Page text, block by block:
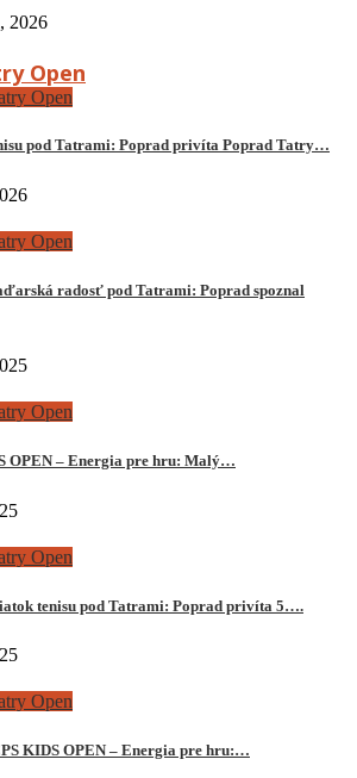
2026
Open
Open
pod Tatrami: Poprad privíta Poprad Tatry…
Open
radosť pod Tatrami: Poprad spoznal
Open
OPEN – Energia pre hru: Malý…
Open
tenisu pod Tatrami: Poprad privíta 5….
Open
KIDS OPEN – Energia pre hru:…